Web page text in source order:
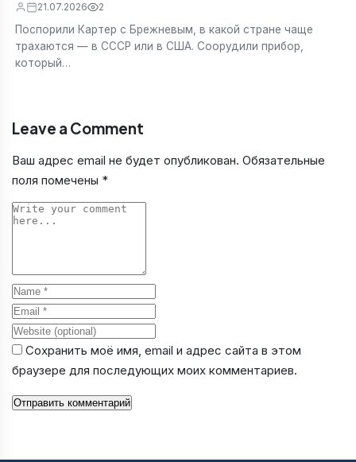
21.07.2026 2
Поспорили Картер с Брежневым, в какой стране чаще
трахаются — в СССР или в США. Соорудили прибор,
который…
Leave a Comment
Ваш адрес email не будет опубликован. Обязательные
поля помечены *
Comment
Name
Email
Website
Сохранить моё имя, email и адрес сайта в этом
браузере для последующих моих комментариев.
Отправить комментарий